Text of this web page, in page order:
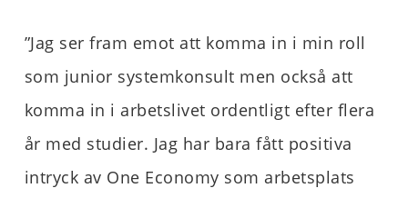
”Jag ser fram emot att komma in i min roll
som junior systemkonsult men också att
komma in i arbetslivet ordentligt efter flera
år med studier. Jag har bara fått positiva
intryck av One Economy som arbetsplats